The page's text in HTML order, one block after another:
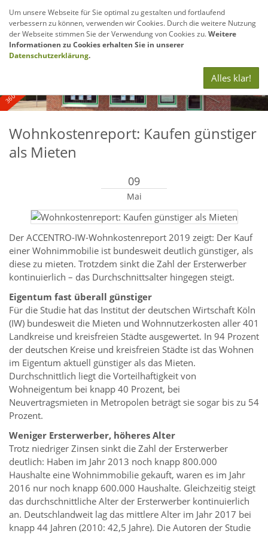
360° - und Luftbildaufnahmen
Wohnkostenreport: Kaufen günstiger
als Mieten
09
Mai
Der ACCENTRO-IW-Wohnkostenreport 2019 zeigt: Der Kauf
einer Wohnimmobilie ist bundesweit deutlich günstiger, als
diese zu mieten. Trotzdem sinkt die Zahl der Ersterwerber
kontinuierlich – das Durchschnittsalter hingegen steigt.
Eigentum fast überall günstiger
Für die Studie hat das Institut der deutschen Wirtschaft Köln
(IW) bundesweit die Mieten und Wohnnutzerkosten aller 401
Landkreise und kreisfreien Städte ausgewertet. In 94 Prozent
der deutschen Kreise und kreisfreien Städte ist das Wohnen
im Eigentum aktuell günstiger als das Mieten.
Durchschnittlich liegt die Vorteilhaftigkeit von
Wohneigentum bei knapp 40 Prozent, bei
Neuvertragsmieten in Metropolen beträgt sie sogar bis zu 54
Prozent.
Weniger Ersterwerber, höheres Alter
Trotz niedriger Zinsen sinkt die Zahl der Ersterwerber
deutlich: Haben im Jahr 2013 noch knapp 800.000
Haushalte eine Wohnimmobilie gekauft, waren es im Jahr
2016 nur noch knapp 600.000 Haushalte. Gleichzeitig steigt
das durchschnittliche Alter der Ersterwerber kontinuierlich
an. Deutschlandweit lag das mittlere Alter im Jahr 2017 bei
knapp 44 Jahren (2010: 42,5 Jahre). Die Autoren der Studie
Um unsere Webseite für Sie optimal zu gestalten und fortlaufend
verbessern zu können, verwenden wir Cookies. Durch die weitere Nutzung
der Webseite stimmen Sie der Verwendung von Cookies zu.Weitere
Informationen zu Cookies erhalten Sie in unserer
Datenschutzerklärung.
Alles klar!